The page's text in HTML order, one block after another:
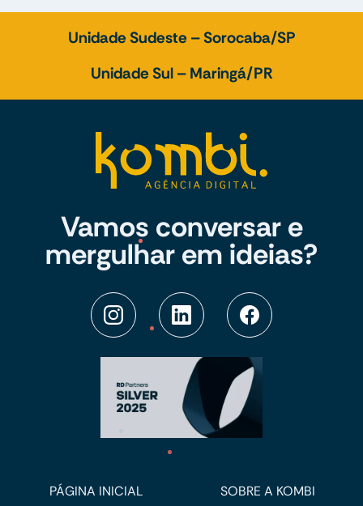
Unidade Sudeste – Sorocaba/SP
Unidade Sul – Maringá/PR
Vamos conversar e
mergulhar em ideias?
PÁGINA INICIAL SOBRE A KOMBI